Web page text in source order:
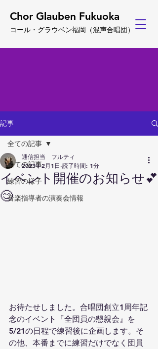
Chor Glauben Fukuoka
コール・グラウベン福岡 （混声合唱団）
記事
全ての記事
練習の様子
音楽指導者の演奏会情報
全ての記事
イベント開催のお知らせ💕
😊
通信担当 フルティ
2023年2月1日 読了時間: 1分
お待たせしました。合唱団創立1周年記
念のイベント『全団員の懇親会』を
5/21の日程で練習後に企画します。そ
の他、本番までに練習だけでなく団員